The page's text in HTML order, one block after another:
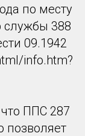
по месту
службы 388
09.1942
info.htm?
ППС 287
позволяет